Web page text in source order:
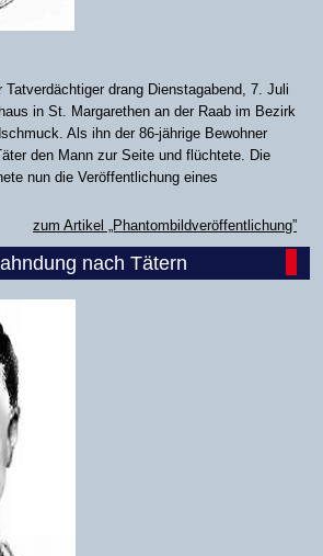
Tatverdächtiger drang Dienstagabend, 7. Juli
in St. Margarethen an der Raab im Bezirk
Als ihn der 86-jährige Bewohner
den Mann zur Seite und flüchtete. Die
nun die Veröffentlichung eines
zum Artikel „Phantombildveröffentlichung”
nach Tätern